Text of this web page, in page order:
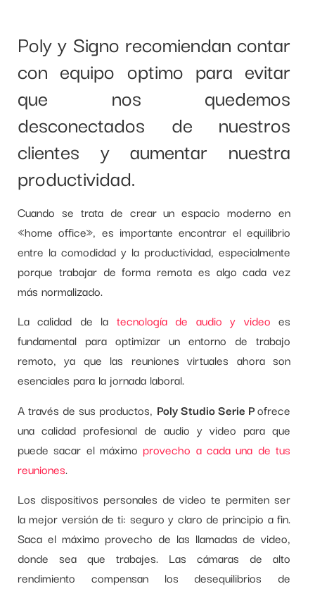
Poly y Signo recomiendan contar
con equipo optimo para evitar
que nos quedemos
desconectados de nuestros
clientes y aumentar nuestra
productividad.
Cuando se trata de crear un espacio moderno en
«home office», es importante encontrar el equilibrio
entre la comodidad y la productividad, especialmente
porque trabajar de forma remota es algo cada vez
más normalizado.
La calidad de la tecnología de audio y video es
fundamental para optimizar un entorno de trabajo
remoto, ya que las reuniones virtuales ahora son
esenciales para la jornada laboral.
A través de sus productos, Poly Studio Serie Pofrece
una calidad profesional de audio y video para que
puede sacar el máximo provecho a cada una de tus
reuniones.
Los dispositivos personales de video te permiten ser
la mejor versión de ti: seguro y claro de principio a fin.
Saca el máximo provecho de las llamadas de video,
donde sea que trabajes. Las cámaras de alto
rendimiento compensan los desequilibrios de